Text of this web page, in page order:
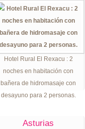
Hotel Rural El Rexacu : 2
noches en habitación con
bañera de hidromasaje con
desayuno para 2 personas.
Asturias